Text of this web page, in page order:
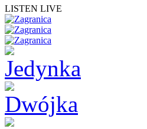
LISTEN LIVE